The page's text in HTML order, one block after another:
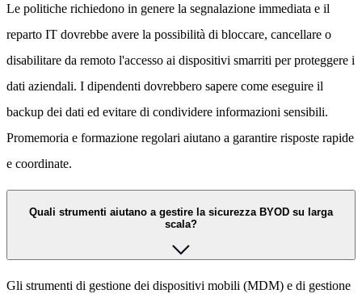
Le politiche richiedono in genere la segnalazione immediata e il
reparto IT dovrebbe avere la possibilità di bloccare, cancellare o
disabilitare da remoto l'accesso ai dispositivi smarriti per proteggere i
dati aziendali. I dipendenti dovrebbero sapere come eseguire il
backup dei dati ed evitare di condividere informazioni sensibili.
Promemoria e formazione regolari aiutano a garantire risposte rapide
e coordinate.
Quali strumenti aiutano a gestire la sicurezza BYOD su larga
scala?
Gli strumenti di gestione dei dispositivi mobili (MDM) e di gestione